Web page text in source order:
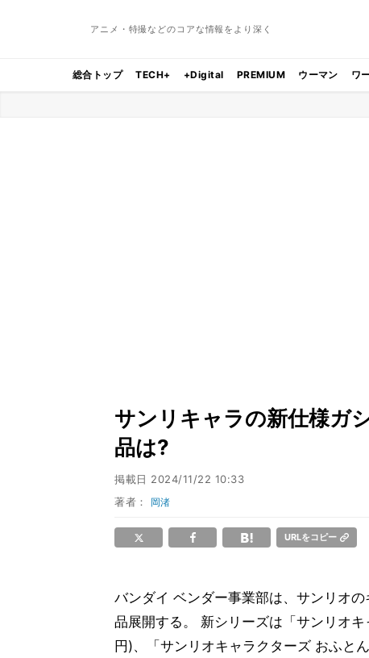
アニメ・特撮などのコアな情報をより深く
総合トップ TECH+ +Digital PREMIUM ウーマン ワ
サンリキャラの新仕様ガ
品は?
掲載日 2024/11/22 10:33
著者： 岡渚
URLをコピー
バンダイ ベンダー事業部は、サンリオ
品展開する。 新シリーズは「サンリオ
円)、「サンリオキャラクターズ おふと